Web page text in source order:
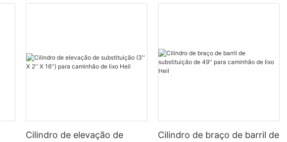
Cilindro de elevação de
Cilindro de braço de barril de